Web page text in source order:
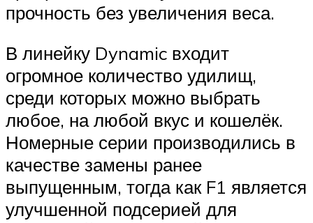
прочность без увеличения веса.
В линейку Dynamic входит
огромное количество удилищ,
среди которых можно выбрать
любое, на любой вкус и кошелёк.
Номерные серии производились в
качестве замены ранее
выпущенным, тогда как F1 является
улучшенной подсерией для